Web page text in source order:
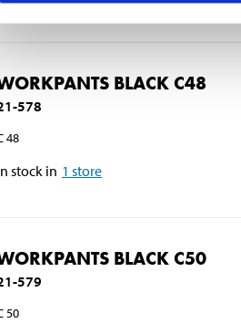
BLACK C48
578
48
stock in 1 store
BLACK C50
579
50